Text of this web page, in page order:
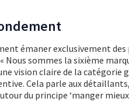
émaner exclusivement des
Nous sommes la sixième
vision claire de la catégorie
Cela parle aux
du principe ‘manger mieux